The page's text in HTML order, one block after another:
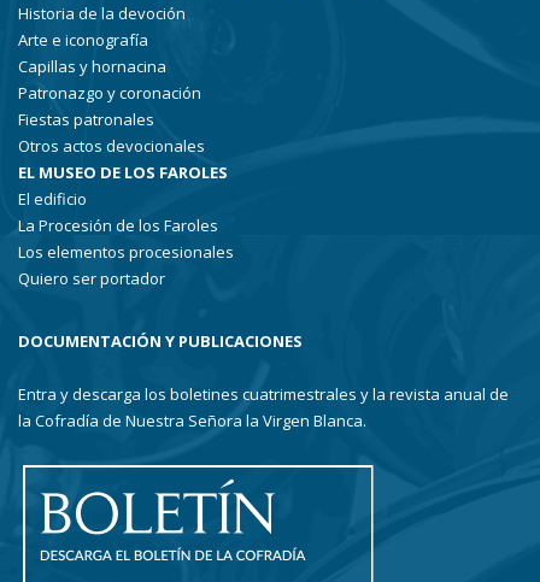
Historia de la devoción
Arte e iconografía
Capillas y hornacina
Patronazgo y coronación
Fiestas patronales
Otros actos devocionales
EL MUSEO DE LOS FAROLES
El edificio
La Procesión de los Faroles
Los elementos procesionales
Quiero ser portador
DOCUMENTACIÓN Y PUBLICACIONES
Entra y descarga los boletines cuatrimestrales y la revista anual de
la Cofradía de Nuestra Señora la Virgen Blanca.